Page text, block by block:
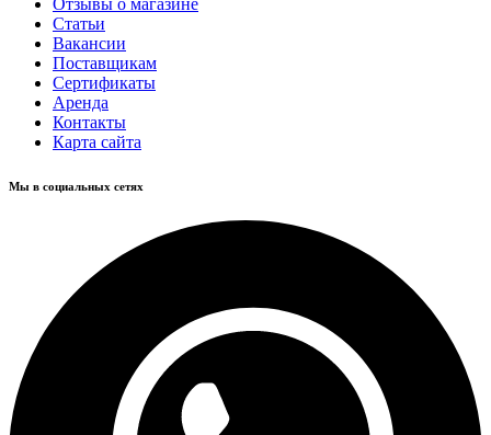
Отзывы о магазине
Статьи
Вакансии
Поставщикам
Сертификаты
Аренда
Контакты
Карта сайта
Мы в социальных сетях